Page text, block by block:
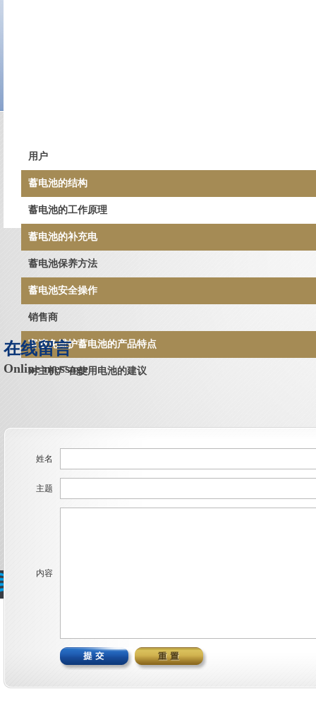
用户
蓄电池的结构
蓄电池的工作原理
蓄电池的补充电
蓄电池保养方法
蓄电池安全操作
销售商
富液免维护蓄电池的产品特点
对主机厂在使用电池的建议
在线留言
Online message
姓名
主题
内容